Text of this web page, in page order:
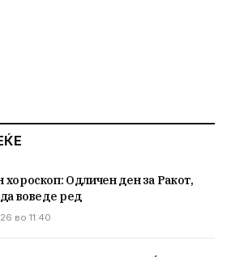
хороскоп: Одличен ден за Ракот,
да воведе ред
во 11:40